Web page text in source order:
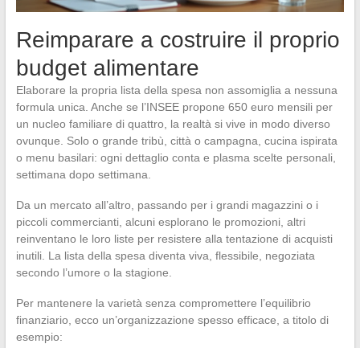
Reimparare a costruire il proprio
budget alimentare
Elaborare la propria lista della spesa non assomiglia a nessuna
formula unica. Anche se l’INSEE propone 650 euro mensili per
un nucleo familiare di quattro, la realtà si vive in modo diverso
ovunque. Solo o grande tribù, città o campagna, cucina ispirata
o menu basilari: ogni dettaglio conta e plasma scelte personali,
settimana dopo settimana.
Da un mercato all’altro, passando per i grandi magazzini o i
piccoli commercianti, alcuni esplorano le promozioni, altri
reinventano le loro liste per resistere alla tentazione di acquisti
inutili. La lista della spesa diventa viva, flessibile, negoziata
secondo l’umore o la stagione.
Per mantenere la varietà senza compromettere l’equilibrio
finanziario, ecco un’organizzazione spesso efficace, a titolo di
esempio: